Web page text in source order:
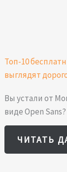
Топ-10
выглядят
Вы устали от
виде Open
ЧИТАТЬ